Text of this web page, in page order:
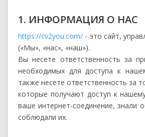
1. ИНФОРМАЦИЯ О НАС
https://cv2you.com/ - это сайт,
(«Мы», «нас», «наш»).
Вы несете ответственность за
необходимых для доступа к
также несете ответственность за
которые получают доступ к
ваше интернет-соединение, знали
соблюдали их.